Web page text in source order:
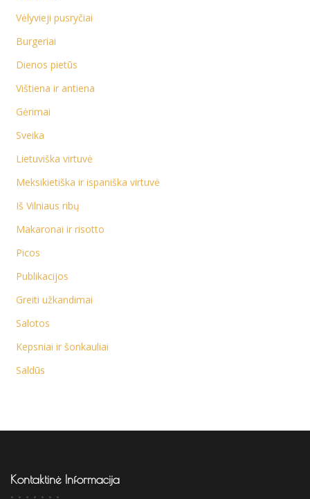
Vėlyvieji pusryčiai
Burgeriai
Dienos pietūs
Vištiena ir antiena
Gėrimai
Sveika
Lietuviška virtuvė
Meksikietiška ir ispaniška virtuvė
Iš Vilniaus ribų
Makaronai ir risotto
Picos
Publikacijos
Greiti užkandimai
Salotos
Kepsniai ir šonkauliai
Saldūs
Kontaktinė Informacija